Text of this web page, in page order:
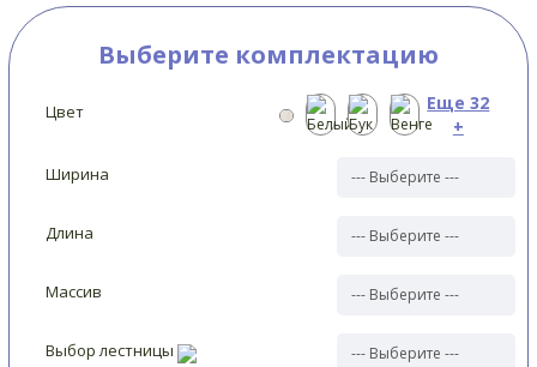
Выберите комплектацию
Цвет
Еще 32
+
Ширина
Длина
Массив
Выбор лестницы